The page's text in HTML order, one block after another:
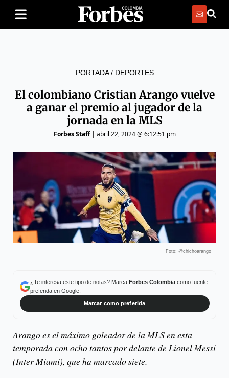
PORTADA/ DEPORTES
El colombiano Cristian Arango vuelve
a ganar el premio al jugador de la
jornada en la MLS
Forbes Staff| abril 22, 2024 @ 6:12:51 pm
Foto: @chichoarango
¿Te interesa este tipo de notas? Marca Forbes Colombiacomo fuente
preferida en Google.
Marcar como preferida
Arango es el máximo goleador de la MLS en esta
temporada con ocho tantos por delante de Lionel Messi
(Inter Miami), que ha marcado siete.